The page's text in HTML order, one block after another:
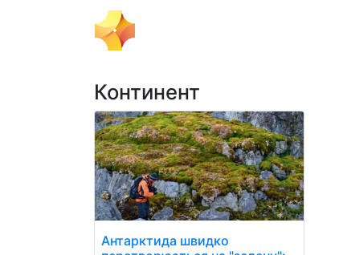
Континент
Антарктида швидко